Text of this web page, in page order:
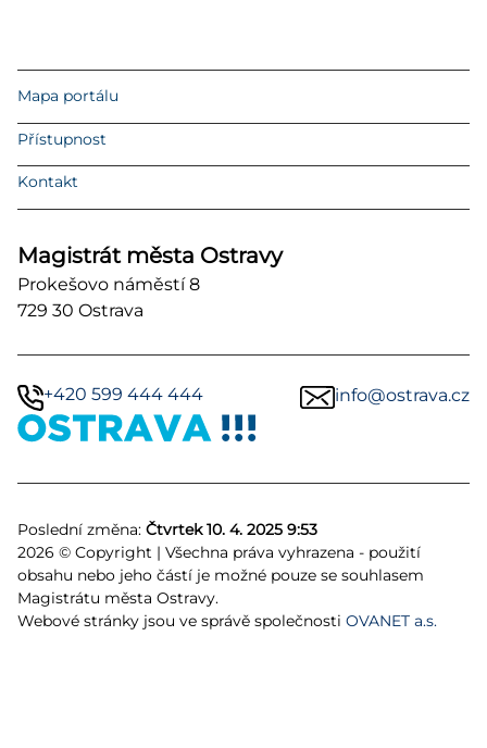
Mapa portálu
Přístupnost
Kontakt
Magistrát města Ostravy
Prokešovo náměstí 8
729 30 Ostrava
+420 599 444 444 info@ostrava.cz
Poslední změna: Čtvrtek 10. 4. 2025 9:53
2026 © Copyright | Všechna práva vyhrazena - použití
obsahu nebo jeho částí je možné pouze se souhlasem
Magistrátu města Ostravy.
Webové stránky jsou ve správě společnosti OVANET a.s.